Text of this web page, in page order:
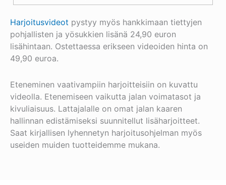
Harjoitusvideot pystyy myös hankkimaan tiettyjen
pohjallisten ja yösukkien lisänä 24,90 euron
lisähintaan. Ostettaessa erikseen videoiden hinta on
49,90 euroa.
Eteneminen vaativampiin harjoitteisiin on kuvattu
videolla. Etenemiseen vaikutta jalan voimatasot ja
kivuliaisuus. Lattajalalle on omat jalan kaaren
hallinnan edistämiseksi suunnitellut lisäharjoitteet.
Saat kirjallisen lyhennetyn harjoitusohjelman myös
useiden muiden tuotteidemme mukana.